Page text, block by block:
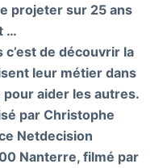
projeter sur 25 ans
…
c’est de découvrir la
leur métier dans
aider les autres.
par Christophe
Netdecision
Nanterre, filmé par